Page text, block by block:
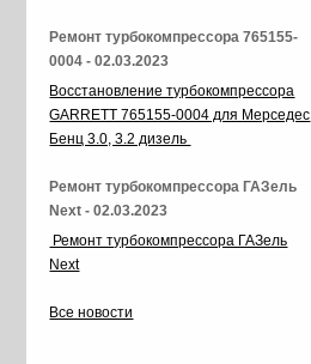
Ремонт турбокомпрессора 765155-
0004 - 02.03.2023
Восстановление турбокомпрессора
GARRETT 765155-0004 для Мерседес
Бенц 3.0, 3.2 дизель
Ремонт турбокомпрессора ГАЗель
Next - 02.03.2023
Ремонт турбокомпрессора ГАЗель
Next
Все новости